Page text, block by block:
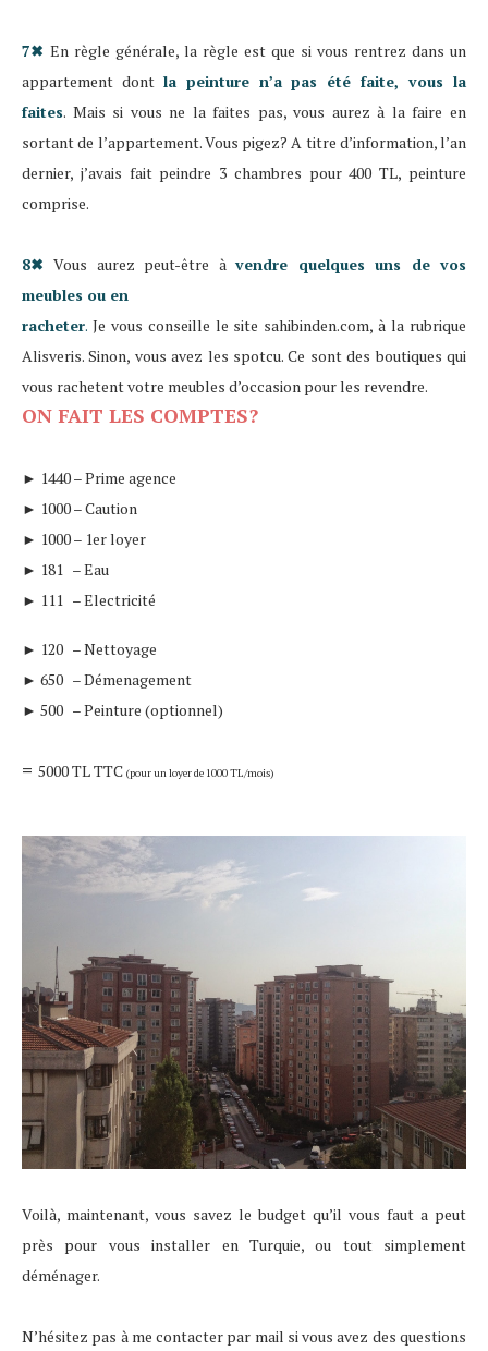
7✖ En règle générale, la règle est que si vous rentrez dans un
appartement dont la peinture n’a pas été faite, vous la
faites. Mais si vous ne la faites pas, vous aurez à la faire en
sortant de l’appartement. Vous pigez? A titre d’information, l’an
dernier, j’avais fait peindre 3 chambres pour 400 TL, peinture
comprise.
8✖Vous aurez peut-être àvendre quelques uns de vos
meubles ou en
racheter. Je vous conseille le site sahibinden.com, à la rubrique
Alisveris. Sinon, vous avez les spotcu. Ce sont des boutiques qui
vous rachetent votre meubles d’occasion pour les revendre.
ON FAIT LES COMPTES?
► 1440 –Prime agence
► 1000 –Caution
► 1000 – 1er loyer
► 181 –Eau
► 111 –Electricité
► 120 –Nettoyage
► 650 –Démenagement
► 500 –Peinture (optionnel)
= 5000 TL TTC (pour un loyer de 1000 TL/mois)
Voilà, maintenant, vous savez le budget qu’il vous faut a peut
près pour vous installer en Turquie, ou tout simplement
déménager.
N’hésitez pas à me contacter par mail si vous avez des questions